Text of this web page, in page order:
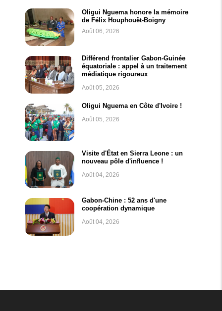
Oligui Nguema honore la mémoire
de Félix Houphouët-Boigny
Août 06, 2026
Différend frontalier Gabon-Guinée
équatoriale : appel à un traitement
médiatique rigoureux
Août 05, 2026
Oligui Nguema en Côte d'Ivoire !
Août 05, 2026
Visite d'État en Sierra Leone : un
nouveau pôle d'influence !
Août 04, 2026
Gabon-Chine : 52 ans d'une
coopération dynamique
Août 04, 2026